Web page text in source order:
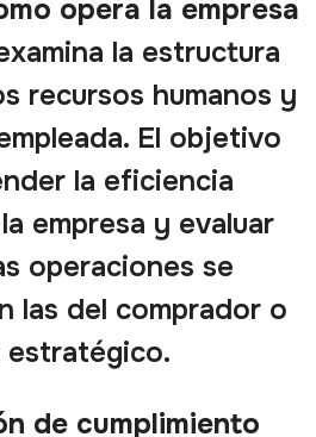
opera la empresa
la estructura
recursos humanos y
El objetivo
la eficiencia
empresa y evaluar
operaciones se
las del comprador o
estratégico.
de cumplimiento